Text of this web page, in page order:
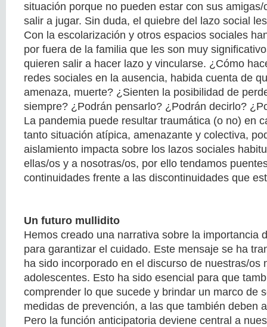
situación porque no pueden estar con sus
salir a jugar. Sin duda, el quiebre del lazo social
Con la escolarización y otros espacios sociales
por fuera de la familia que les son muy
quieren salir a hacer lazo y vincularse. ¿Cómo
redes sociales en la ausencia, habida cuenta de
amenaza, muerte? ¿Sienten la posibilidad de
siempre? ¿Podrán pensarlo? ¿Podrán decirlo?
La pandemia puede resultar traumática (o no) en
tanto situación atípica, amenazante y colectiva,
aislamiento impacta sobre los lazos sociales
ellas/os y a nosotras/os, por ello tendamos
continuidades frente a las discontinuidades que
Un futuro mullidito
Hemos creado una narrativa sobre la importancia
para garantizar el cuidado. Este mensaje se ha
ha sido incorporado en el discurso de nuestras/os
adolescentes. Esto ha sido esencial para que
comprender lo que sucede y brindar un marco de
medidas de prevención, a las que también deben
Pero la función anticipatoria deviene central a